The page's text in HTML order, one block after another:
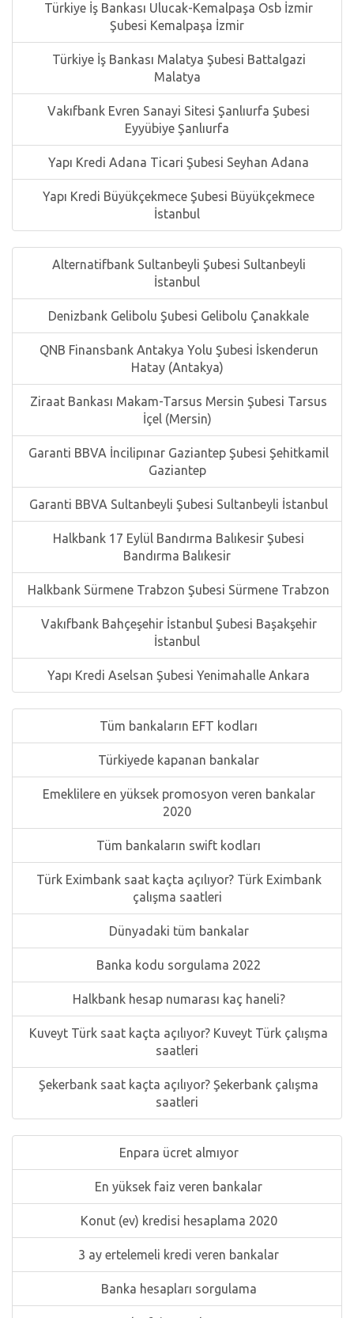
Türkiye İş Bankası Ulucak-Kemalpaşa Osb İzmir
Şubesi Kemalpaşa İzmir
Türkiye İş Bankası Malatya Şubesi Battalgazi
Malatya
Vakıfbank Evren Sanayi Sitesi Şanlıurfa Şubesi
Eyyübiye Şanlıurfa
Yapı Kredi Adana Ticari Şubesi Seyhan Adana
Yapı Kredi Büyükçekmece Şubesi Büyükçekmece
İstanbul
Alternatifbank Sultanbeyli Şubesi Sultanbeyli
İstanbul
Denizbank Gelibolu Şubesi Gelibolu Çanakkale
QNB Finansbank Antakya Yolu Şubesi İskenderun
Hatay (Antakya)
Ziraat Bankası Makam-Tarsus Mersin Şubesi Tarsus
İçel (Mersin)
Garanti BBVA İncilipınar Gaziantep Şubesi Şehitkamil
Gaziantep
Garanti BBVA Sultanbeyli Şubesi Sultanbeyli İstanbul
Halkbank 17 Eylül Bandırma Balıkesir Şubesi
Bandırma Balıkesir
Halkbank Sürmene Trabzon Şubesi Sürmene Trabzon
Vakıfbank Bahçeşehir İstanbul Şubesi Başakşehir
İstanbul
Yapı Kredi Aselsan Şubesi Yenimahalle Ankara
Tüm bankaların EFT kodları
Türkiyede kapanan bankalar
Emeklilere en yüksek promosyon veren bankalar
2020
Tüm bankaların swift kodları
Türk Eximbank saat kaçta açılıyor? Türk Eximbank
çalışma saatleri
Dünyadaki tüm bankalar
Banka kodu sorgulama 2022
Halkbank hesap numarası kaç haneli?
Kuveyt Türk saat kaçta açılıyor? Kuveyt Türk çalışma
saatleri
Şekerbank saat kaçta açılıyor? Şekerbank çalışma
saatleri
Enpara ücret almıyor
En yüksek faiz veren bankalar
Konut (ev) kredisi hesaplama 2020
3 ay ertelemeli kredi veren bankalar
Banka hesapları sorgulama